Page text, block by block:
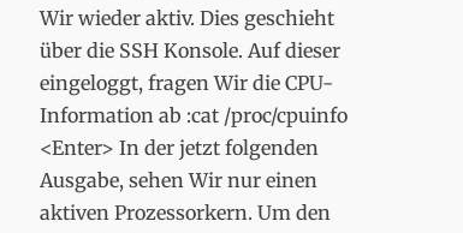
Wir wieder aktiv. Dies geschieht
über die SSH Konsole. Auf dieser
eingeloggt, fragen Wir die CPU-
Information ab :cat /proc/cpuinfo
<Enter> In der jetzt folgenden
Ausgabe, sehen Wir nur einen
aktiven Prozessorkern. Um den